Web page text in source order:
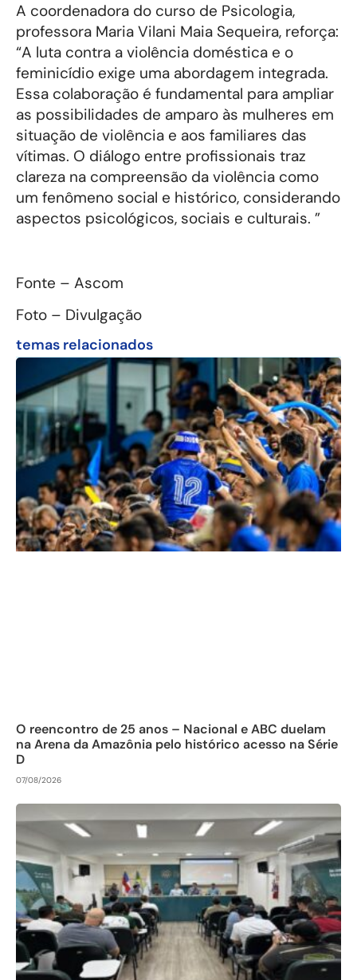
A coordenadora do curso de Psicologia,
professora Maria Vilani Maia Sequeira, reforça:
“A luta contra a violência doméstica e o
feminicídio exige uma abordagem integrada.
Essa colaboração é fundamental para ampliar
as possibilidades de amparo às mulheres em
situação de violência e aos familiares das
vítimas. O diálogo entre profissionais traz
clareza na compreensão da violência como
um fenômeno social e histórico, considerando
aspectos psicológicos, sociais e culturais. ”
Fonte – Ascom
Foto – Divulgação
temas relacionados
O reencontro de 25 anos – Nacional e ABC duelam
na Arena da Amazônia pelo histórico acesso na Série
D
07/08/2026